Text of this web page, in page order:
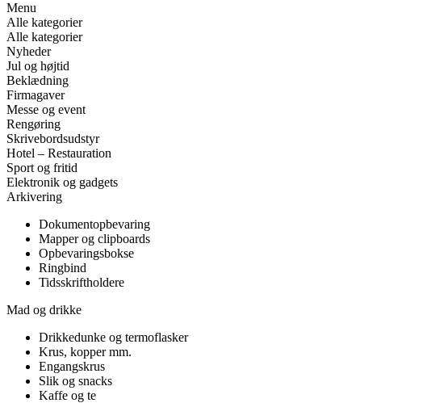
Menu
Alle kategorier
Alle kategorier
Nyheder
Jul og højtid
Beklædning
Firmagaver
Messe og event
Rengøring
Skrivebordsudstyr
Hotel – Restauration
Sport og fritid
Elektronik og gadgets
Arkivering
Dokumentopbevaring
Mapper og clipboards
Opbevaringsbokse
Ringbind
Tidsskriftholdere
Mad og drikke
Drikkedunke og termoflasker
Krus, kopper mm.
Engangskrus
Slik og snacks
Kaffe og te